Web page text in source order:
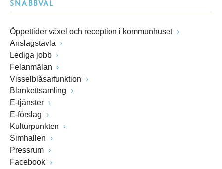
SNABBVAL
Öppettider växel och reception i kommunhuset
Anslagstavla
Lediga jobb
Felanmälan
Visselblåsarfunktion
Blankettsamling
E-tjänster
E-förslag
Kulturpunkten
Simhallen
Pressrum
Facebook